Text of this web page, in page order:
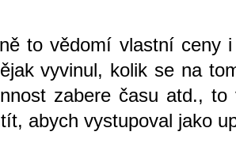
to vědomí vlastní ceny
vyvinul, kolik se na
zabere času atd.,
abych vystupoval jako